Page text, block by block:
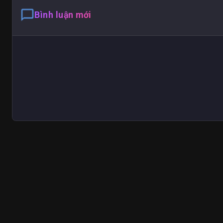
chat_bubble_outlineBình luận mới